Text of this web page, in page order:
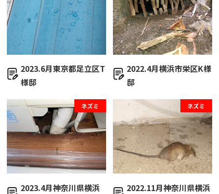
2023.6月東京都足立区T
様邸
2022.4月横浜市栄区K様
邸
ネズミ
2023.4月神奈川県横浜
ネズミ
2022.11月神奈川県横浜